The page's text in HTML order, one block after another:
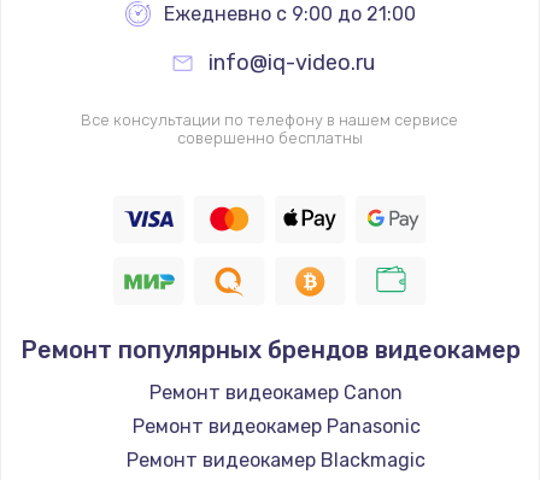
Ремонт цепей питания
2500 руб.
750 руб.
Заказать
Установка драйверов
725 руб.
Замена вебкамеры
Ежедневно с 9:00 до 21:00
info@iq-video.ru
Все консультации по телефону в нашем сервисе
совершенно бесплатны
Ремонт популярных брендов видеокамер
Ремонт видеокамер Canon
Ремонт видеокамер Panasonic
Ремонт видеокамер Blackmagic